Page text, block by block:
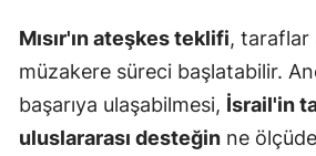
Mısır'ın ateşkes teklifi, taraflar
müzakere süreci başlatabilir.
başarıya ulaşabilmesi, İsrail'in
uluslararası desteğin ne